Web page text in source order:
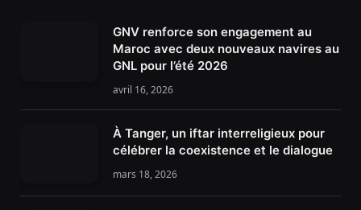
GNV renforce son engagement au
Maroc avec deux nouveaux navires au
GNL pour l’été 2026
avril 16, 2026
À Tanger, un iftar interreligieux pour
célébrer la coexistence et le dialogue
mars 18, 2026